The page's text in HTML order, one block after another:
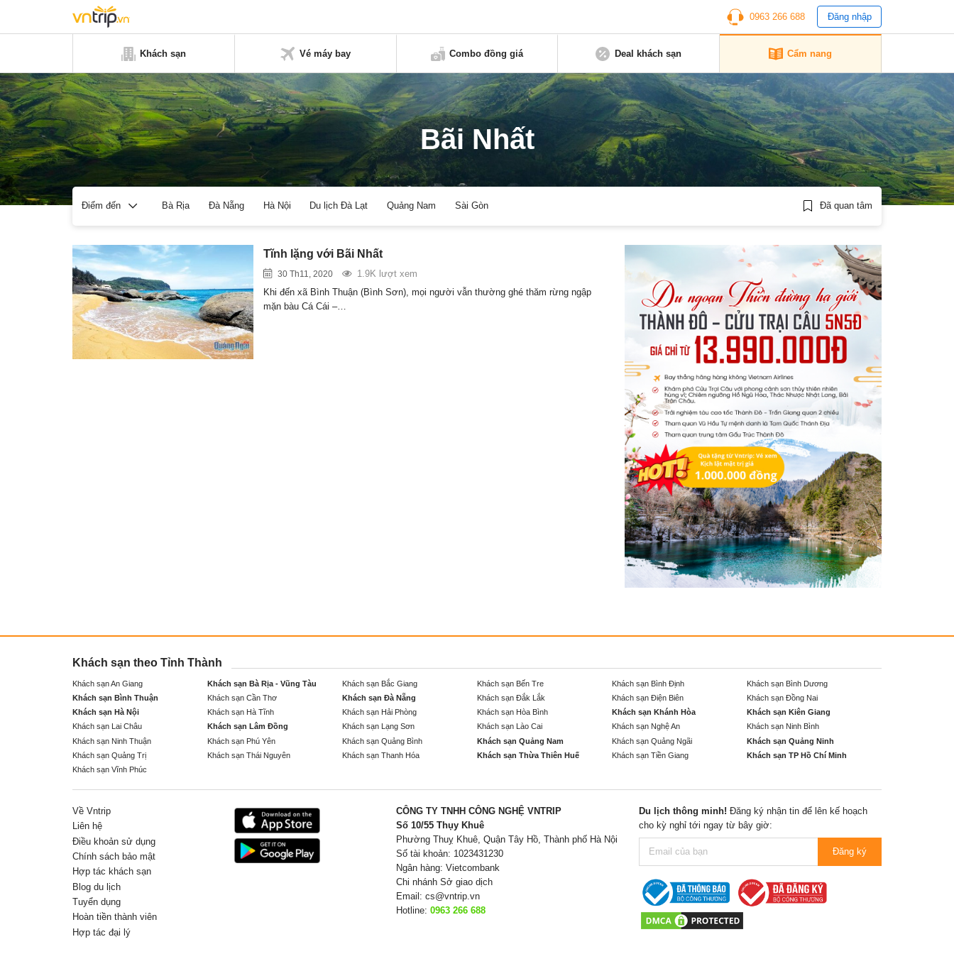
0963 266 688 Đăng nhập
Khách sạn Vé máy bay Combo đồng giá Deal khách sạn Cẩm nang
Bãi Nhất
Điểm đến Bà Rịa Đà Nẵng Hà Nội Du lịch Đà Lạt Quảng Nam Sài Gòn Đã quan tâm
Tĩnh lặng với Bãi Nhất
30 Th11, 2020
1.9K lượt xem
Khi đến xã Bình Thuận (Bình Sơn), mọi người vẫn thường ghé thăm rừng ngập
mặn bàu Cá Cái –…
Khách sạn theo Tỉnh Thành
Khách sạn An Giang Khách sạn Bà Rịa - Vũng Tàu Khách sạn Bắc Giang Khách sạn Bến Tre Khách sạn Bình Định
Khách sạn Bình Dương
Khách sạn Bình Thuận
Khách sạn Cần Thơ Khách sạn Đà Nẵng Khách sạn Đắk Lắk Khách sạn Điện Biên
Khách sạn Đồng Nai
Khách sạn Hà Nội
Khách sạn Hà Tĩnh Khách sạn Hải Phòng Khách sạn Hòa Bình Khách sạn Khánh Hòa
Khách sạn Kiên Giang
Khách sạn Lai Châu
Khách sạn Lâm Đồng Khách sạn Lạng Sơn Khách sạn Lào Cai Khách sạn Nghệ An
Khách sạn Ninh Bình
Khách sạn Ninh Thuận
Khách sạn Phú Yên Khách sạn Quảng Bình Khách sạn Quảng Nam Khách sạn Quảng Ngãi
Khách sạn Quảng Ninh
Khách sạn Quảng Trị
Khách sạn Thái Nguyên Khách sạn Thanh Hóa Khách sạn Thừa Thiên Huế Khách sạn Tiền Giang
Khách sạn TP Hồ Chí Minh
Khách sạn Vĩnh Phúc
Về Vntrip
Liên hệ
Điều khoản sử dụng
Chính sách bảo mật
Hợp tác khách sạn
Blog du lịch
Tuyển dụng
Hoàn tiền thành viên
Hợp tác đại lý
CÔNG TY TNHH CÔNG NGHỆ VNTRIP
Số 10/55 Thụy Khuê
Phường Thuỵ Khuê, Quận Tây Hồ, Thành phố Hà Nội
Số tài khoản: 1023431230
Ngân hàng: Vietcombank
Chi nhánh Sở giao dịch
Email: cs@vntrip.vn
Hotline: 0963 266 688
Du lịch thông minh! Đăng ký nhận tin để lên kế hoạch
cho kỳ nghỉ tới ngay từ bây giờ:
Đăng ký